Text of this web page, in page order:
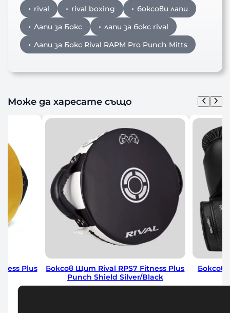
rival rival boxing
боксови лапи
Лапи за Бокс
лапи за бокс rival
Лапи за Бокс Rival RAPM Pro Punch Mitts
Може да харесате също
Plus
Боксов Щит Rival RPS7 Fitness Plus
Punch Shield Silver/Black
Боксови